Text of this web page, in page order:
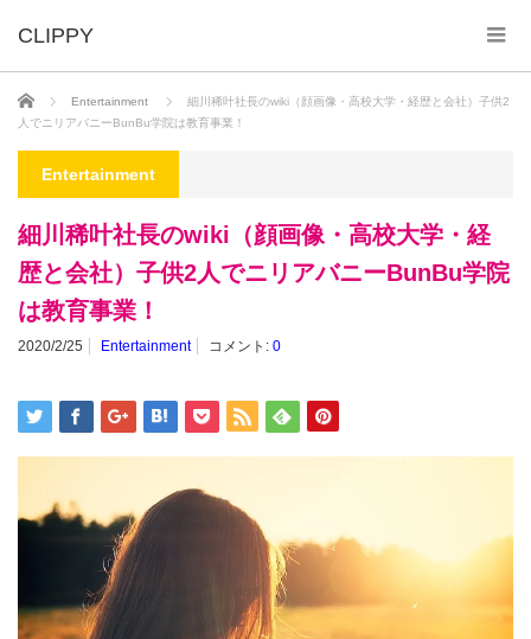
ホーム Entertainment
細川稀叶社長のwiki（顔画像・高校大学・経歴と会社）子供2
人でニリアバニーBunBu学院は教育事業！
Entertainment
細川稀叶社長のwiki（顔画像・高校大学・経
歴と会社）子供2人でニリアバニーBunBu学院
は教育事業！
2020/2/25 Entertainment コメント: 0